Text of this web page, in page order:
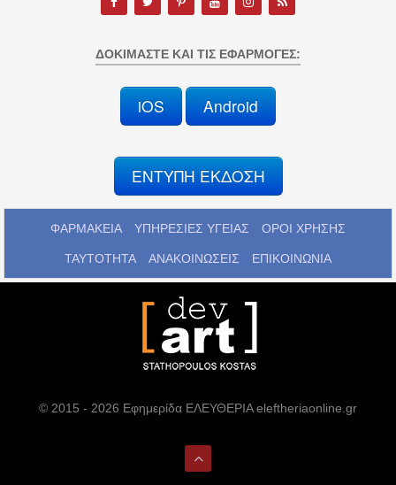
ΔΟΚΙΜΆΣΤΕ ΚΑΙ ΤΙΣ ΕΦΑΡΜΟΓΈΣ:
iOS Android
ΕΝΤΥΠΗ ΕΚΔΟΣΗ
ΦΑΡΜΑΚΕΙΑ ΥΠΗΡΕΣΙΕΣ ΥΓΕΙΑΣ ΟΡΟΙ ΧΡΗΣΗΣ
ΤΑΥΤΟΤΗΤΑ ΑΝΑΚΟΙΝΩΣΕΙΣ ΕΠΙΚΟΙΝΩΝΙΑ
© 2015 - 2026 Εφημερίδα ΕΛΕΥΘΕΡΙΑ eleftheriaonline.gr